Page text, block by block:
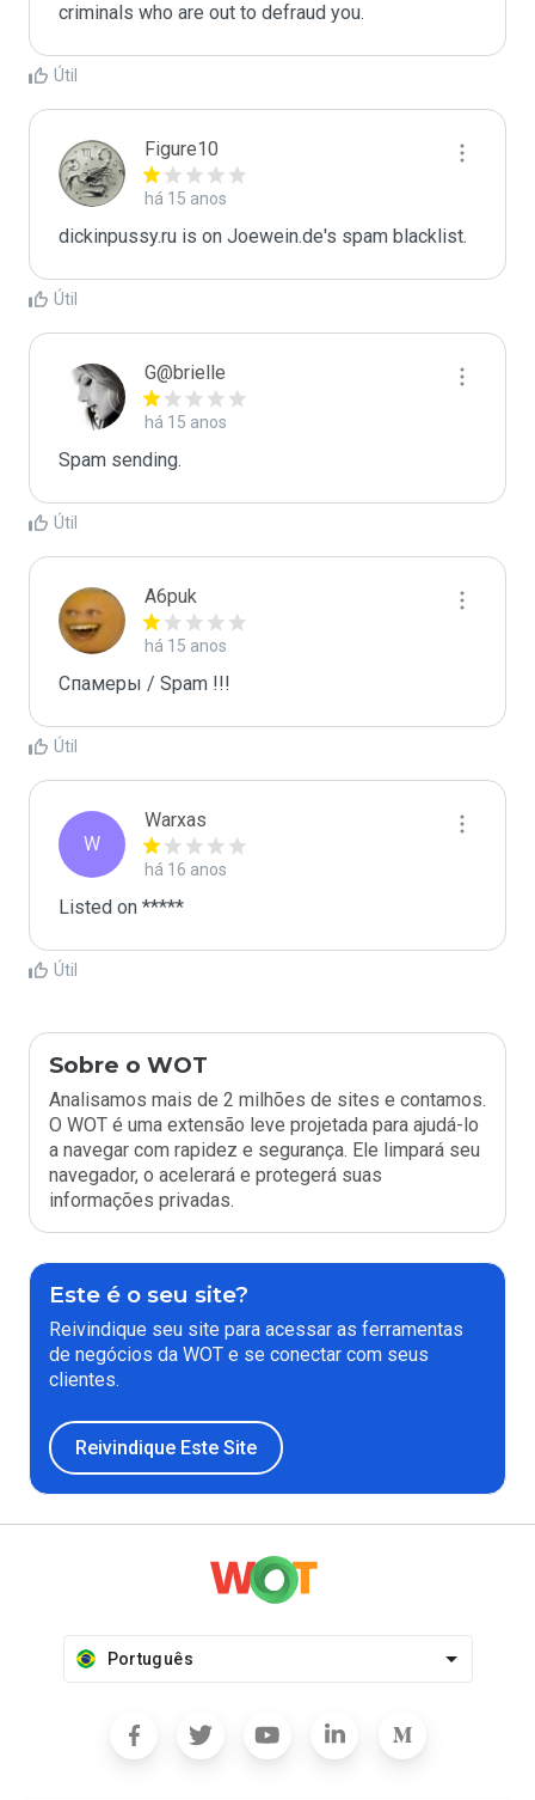
criminals who are out to defraud you.
Útil
Figure10
há 15 anos
dickinpussy.ru is on Joewein.de's spam blacklist.
Útil
G@brielle
há 15 anos
Spam sending.
Útil
A6puk
há 15 anos
Спамеры / Spam !!!
Útil
W
Warxas
há 16 anos
Listed on *****
Útil
Sobre o WOT
Analisamos mais de 2 milhões de sites e contamos.
O WOT é uma extensão leve projetada para ajudá-lo
a navegar com rapidez e segurança. Ele limpará seu
navegador, o acelerará e protegerá suas
informações privadas.
Este é o seu site?
Reivindique seu site para acessar as ferramentas
de negócios da WOT e se conectar com seus
clientes.
Reivindique Este Site
Português